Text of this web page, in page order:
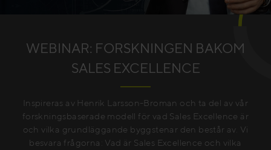
WEBINAR: FORSKNINGEN BAKOM
SALES EXCELLENCE
Inspireras av Henrik Larsson-Broman och ta del av vår
forskningsbaserade modell för vad Sales Excellence är
och vilka grundläggande byggstenar den består av. Vi
besvara frågorna: Vad är Sales Excellence och vilka